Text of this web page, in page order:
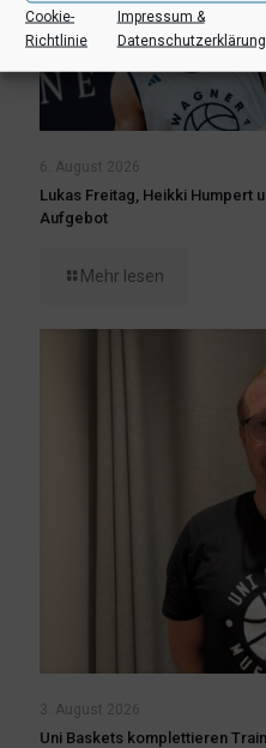
Cookie-
Richtlinie
Impressum &
Datenschutzerklärung
6. August 2026
Lukas Freitag, Heikki Humpert
Aufgebot
Mehr lesen
3. August 2026
Uni Baskets komplettieren